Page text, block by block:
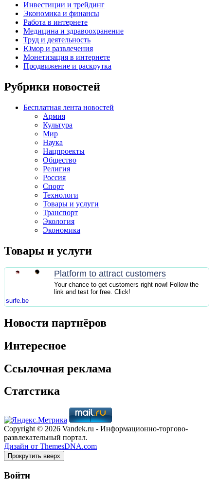
Инвестиции и трейдинг
Экономика и финансы
Работа в интернете
Медицина и здравоохранение
Труд и деятельность
Юмор и развлечения
Монетизация в интернете
Продвижение и раскрутка
Рубрики новостей
Бесплатная лента новостей
Армия
Культура
Мир
Наука
Нацпроекты
Общество
Религия
Россия
Спорт
Технологи
Товары и услуги
Транспорт
Экология
Экономика
Товары и услуги
Platform to attract customers
Your chance to get customers right now! Follow the
link and test for free. Click!
surfe.be
Новости партнёров
Интересное
Ссылочная реклама
Статстика
Copyright © 2026 Vandek.ru - Информационно-торгово-
развлекательный портал.
Дизайн от ThemesDNA.com
Прокрутить вверх
Войти